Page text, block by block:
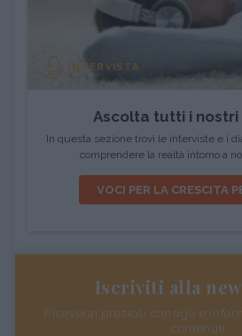
INTERVISTA
Ascolta tutti i
In questa sezione trovi le interviste e i
comprendere la realtà intorno a
VOCI PER LA CRESCITA
Iscriviti alla
Riceverai preziosi consigli e
contenuti